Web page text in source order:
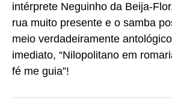
intérprete Neguinho da Beija-
rua muito presente e o samba
meio verdadeiramente
imediato, “Nilopolitano em
fé me guia”!